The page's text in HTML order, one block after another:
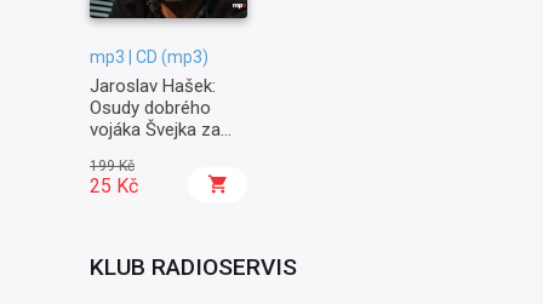
mp3 | CD (mp3)
Jaroslav Hašek:
Osudy dobrého
vojáka Švejka za
Na frontě
199 Kč
25 Kč
KLUB RADIOSERVIS